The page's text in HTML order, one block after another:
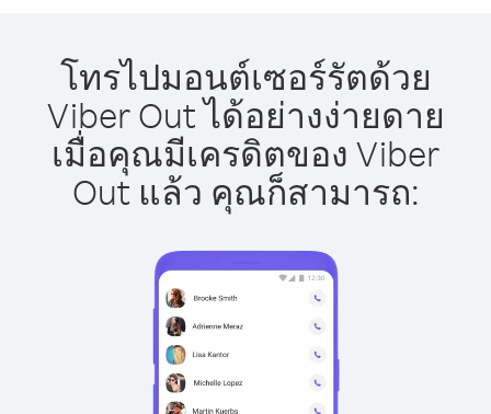
โทรไปมอนต์เซอร์รัตด้วย
Viber Out ได้อย่างง่ายดาย
เมื่อคุณมีเครดิตของ Viber
Out แล้ว คุณก็สามารถ: